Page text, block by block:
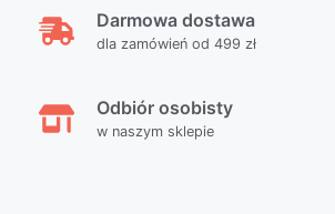
Darmowa dostawa
dla zamówień od 499 zł
Odbiór osobisty
w naszym sklepie